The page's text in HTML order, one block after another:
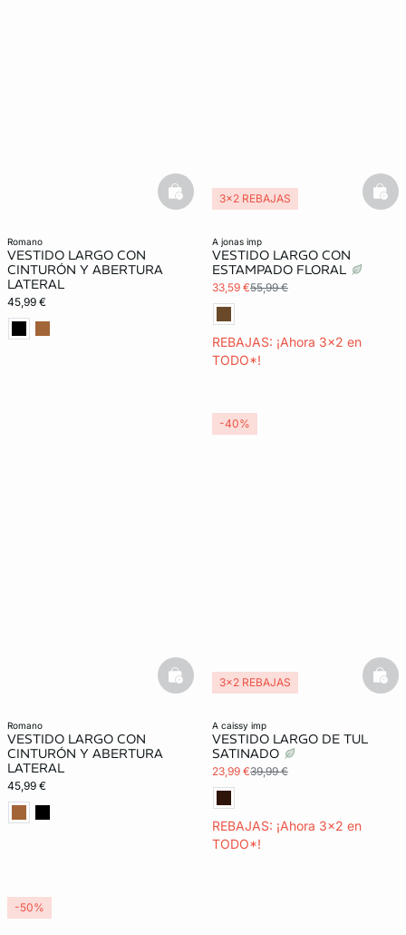
romano
VESTIDO LARGO CON
CINTURÓN Y ABERTURA
LATERAL
45,99 €
basketfull
a jonas imp
VESTIDO LARGO CON
ESTAMPADO FLORAL
33,59 €55,99 €
REBAJAS: ¡Ahora 3x2 en
TODO*!
3x2 REBAJAS
romano
VESTIDO LARGO CON
CINTURÓN Y ABERTURA
LATERAL
45,99 €
basketfull
a caissy imp
VESTIDO LARGO DE TUL
SATINADO
23,99 €39,99 €
REBAJAS: ¡Ahora 3x2 en
TODO*!
3x2 REBAJAS
-40%
-50%